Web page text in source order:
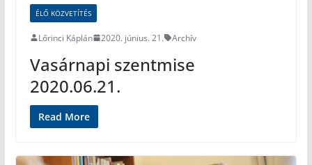
ÉLŐ KÖZVETÍTÉS
Lőrinci Káplán 2020. június. 21. Archív
Vasárnapi szentmise
2020.06.21.
Read More